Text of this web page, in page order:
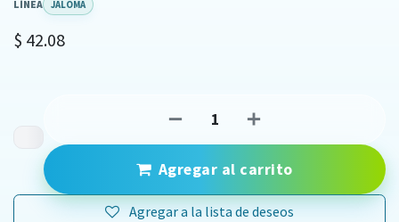
LÍNEA JALOMA
$ 42.08
Agregar al carrito
Agregar a la lista de deseos